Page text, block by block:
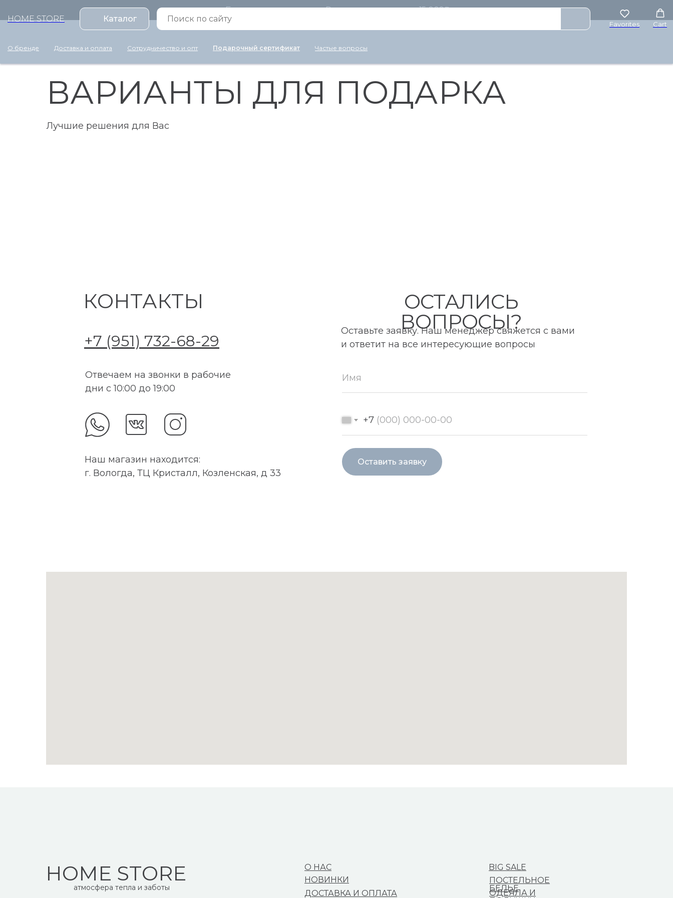
Бесплатная доставка по России для заказов от 15 000₽
HOME STORE
Каталог
Favorites Cart
О бренде Доставка и оплата Сотрудничество и опт Подарочный сертификат Частые вопросы
ВАРИАНТЫ ДЛЯ ПОДАРКА
Лучшие решения для Вас
Оставьте заявку. Наш менеджер свяжется с вами
и ответит на все интересующие вопросы
КОНТАКТЫ
+7
Оставить заявку
ОСТАЛИСЬ
ВОПРОСЫ?
+7 (951) 732-68-29
Отвечаем на звонки в рабочие
дни с 10:00 до 19:00
Наш магазин находится:
г. Вологда, ТЦ Кристалл, Козленская, д 33
О НАС
НОВИНКИ
ДОСТАВКА И ОПЛАТА
ПОСТЕЛЬНОЕ
БЕЛЬЕ
ОДЕЯЛА И
BIG SALE
HOME STORE
атмосфера тепла и заботы